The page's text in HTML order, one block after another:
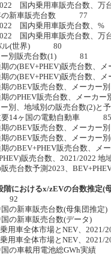
国内乗用車販売台数
の新車販売台数 77
国内乗用車販売台数
国内乗用車販売台数
ル(世界) 80
ー別販売台数(1) 81
の(BEV+PHEV)販売台数
の(BEV+PHEV)販売台数
期のBEV販売台数、メー
期のPHEV販売台数、メー
別、地域別の販売台数
要14ヶ国の電動自動車 85
期のBEV販売台数、メー
期のBEV販売台数、メーカ
期のBEV+PHEV販売台数
販売台数、2021/
販売台数予測2023、
におけるx/zEVの台数推定(
92
国の新車販売台数(母集団
国の新車販売台数(データ
用車全体市場とNEV、
用車全体市場とNEV、
国の車載用電池総GWh実